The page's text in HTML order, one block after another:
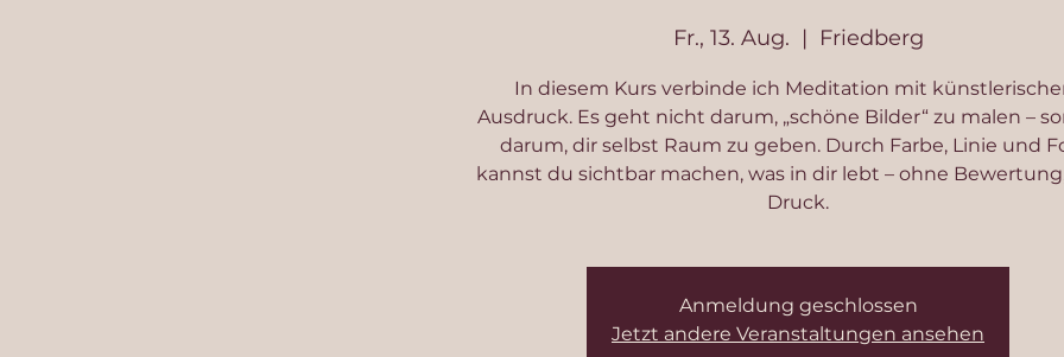
Fr., 13. Aug.
  |
Friedberg
In diesem Kurs verbinde ich Meditation mit
Ausdruck. Es geht nicht darum, „schöne Bilder“ zu malen –
darum, dir selbst Raum zu geben. Durch Farbe, Linie und
kannst du sichtbar machen, was in dir lebt – ohne
Druck.
Anmeldung geschlossen
Jetzt andere Veranstaltungen ansehen